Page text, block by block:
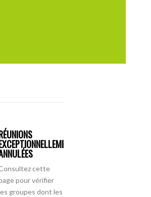
cette
pour vérifier
groupes dont les